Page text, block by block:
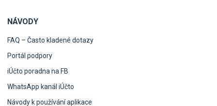
NÁVODY
FAQ – Často kladené dotazy
Portál podpory
iÚčto poradna na FB
WhatsApp kanál iÚčto
Návody k používání aplikace